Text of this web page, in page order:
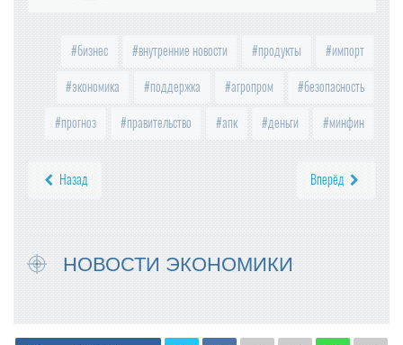
бизнес внутренние новости продукты импорт
экономика поддержка агропром безопасность
прогноз правительство апк деньги минфин
Назад Вперёд
НОВОСТИ ЭКОНОМИКИ